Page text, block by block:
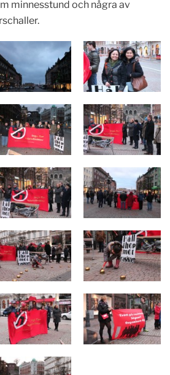
minnesstund och några av